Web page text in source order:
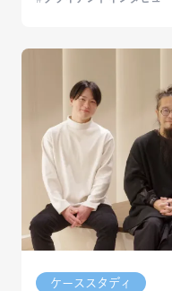
ケーススタディ